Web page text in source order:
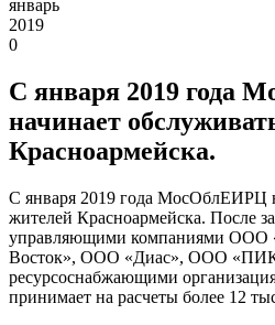
январь
2019
0
С января 2019 года
начинает
Красноармейска.
С января 2019 года МосОблЕИРЦ
жителей Красноармейска. После
управляющими компаниями
Восток», ООО «Диас», ООО
ресурсоснабжающими
принимает на расчеты более 12